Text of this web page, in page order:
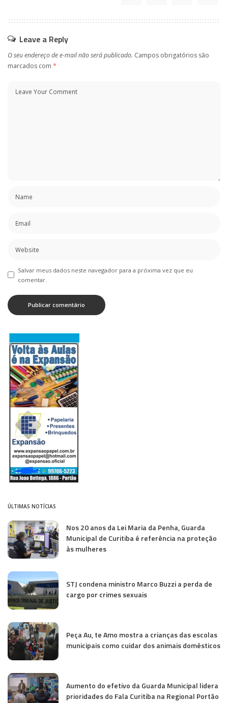
Leave a Reply
O seu endereço de e-mail não será publicado. Campos obrigatórios são
marcados com *
Salvar meus dados neste navegador para a próxima vez que eu
comentar.
ÚLTIMAS NOTÍCIAS
Nos 20 anos da Lei Maria da Penha, Guarda
Municipal de Curitiba é referência na proteção
às mulheres
STJ condena ministro Marco Buzzi a perda de
cargo por crimes sexuais
Peça Au, te Amo mostra a crianças das escolas
municipais como cuidar dos animais domésticos
Aumento do efetivo da Guarda Municipal lidera
prioridades do Fala Curitiba na Regional Portão